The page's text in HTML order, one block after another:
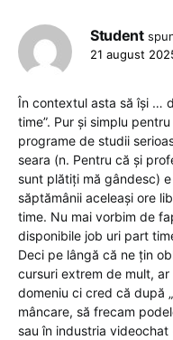
Student
21 august
În contextul asta să își …
time”. Pur și simplu
programe de studii
seara (n. Pentru că și
sunt plătiți mă gândesc)
săptămânii aceleași ore
time. Nu mai vorbim de
disponibile job uri part
Deci pe lângă că ne țin
cursuri extrem de mult,
domeniu ci cred că după
mâncare, să frecam
sau în industria